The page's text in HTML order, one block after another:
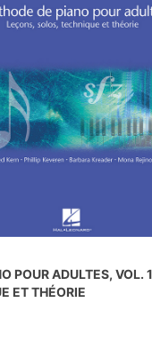
POUR ADULTES, VOL.
ET THÉORIE